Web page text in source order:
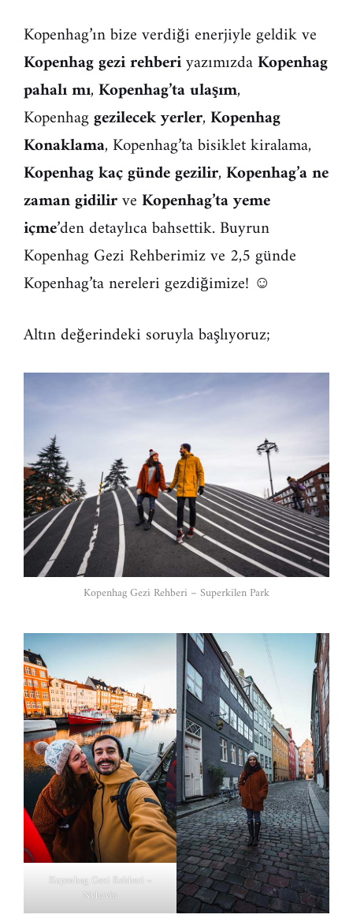
Kopenhag’ın bize verdiği enerjiyle geldik ve
Kopenhag gezi rehberiyazımızdaKopenhag
pahalı mı,Kopenhag’ta ulaşım,
Kopenhaggezilecek yerler,Kopenhag
Konaklama, Kopenhag’ta bisiklet kiralama,
Kopenhag kaç günde gezilir,Kopenhag’a ne
zaman gidilirveKopenhag’ta yeme
içme’den detaylıca bahsettik. Buyrun
Kopenhag Gezi Rehberimiz ve 2,5 günde
Kopenhag’ta nereleri gezdiğimize! ☺
Altın değerindeki soruyla başlıyoruz;
Kopenhag Gezi Rehberi – Superkilen Park
Kopenhag Gezi Rehberi –
Nyhavin